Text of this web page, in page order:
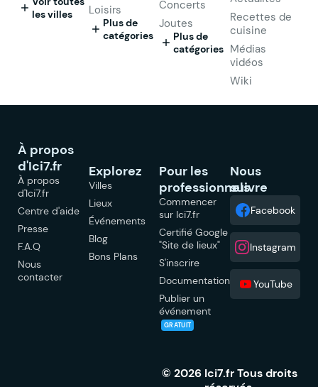
les villes
Loisirs
Plus de
catégories
Concerts
Joutes
Plus de
catégories
Recettes de
cuisine
Médias
vidéos
Wiki
À propos
d'Ici7.fr
À propos
d'Ici7.fr
Centre d'aide
Presse
F.A.Q
Nous
contacter
Explorez
Villes
Lieux
Événements
Blog
Bons Plans
Pour les
professionnels
Commencer
sur Ici7.fr
Certifié Google
"Site de lieux"
S'inscrire
Documentation
Publier un
événement
GRATUIT
Nous
suivre
Facebook
Instagram
YouTube
© 2026 Ici7.fr Tous droits